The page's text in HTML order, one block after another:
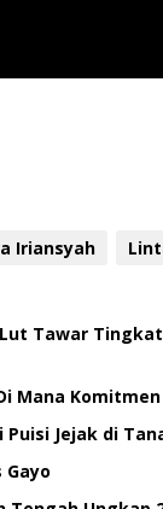
Iriansyah
Tawar
Mana Komitmen
Jejak di